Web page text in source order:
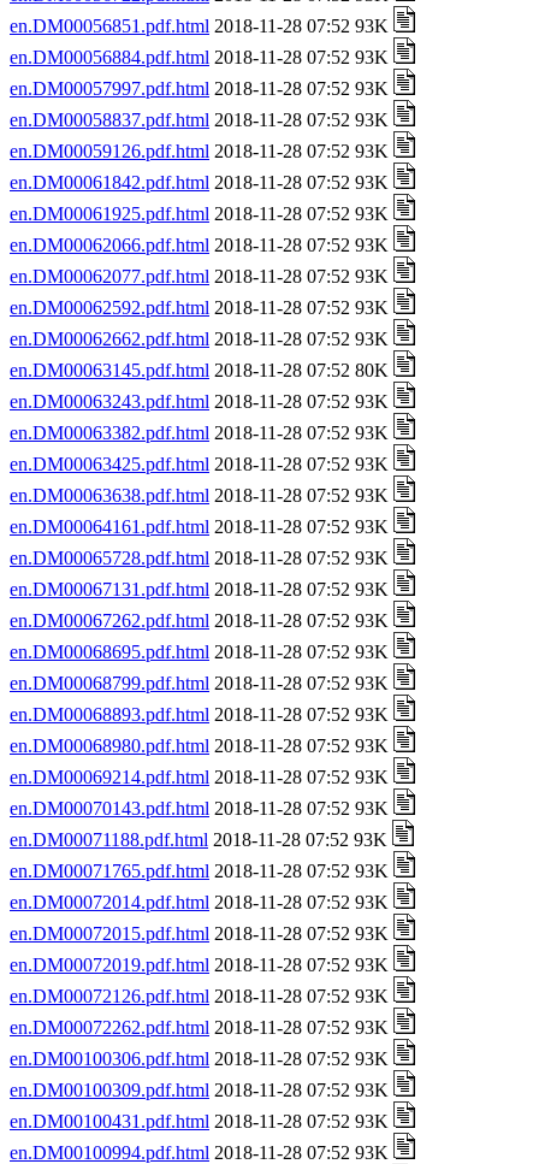
en.DM00056851.pdf.html 2018-11-28 07:52 93K
en.DM00056884.pdf.html 2018-11-28 07:52 93K
en.DM00057997.pdf.html 2018-11-28 07:52 93K
en.DM00058837.pdf.html 2018-11-28 07:52 93K
en.DM00059126.pdf.html 2018-11-28 07:52 93K
en.DM00061842.pdf.html 2018-11-28 07:52 93K
en.DM00061925.pdf.html 2018-11-28 07:52 93K
en.DM00062066.pdf.html 2018-11-28 07:52 93K
en.DM00062077.pdf.html 2018-11-28 07:52 93K
en.DM00062592.pdf.html 2018-11-28 07:52 93K
en.DM00062662.pdf.html 2018-11-28 07:52 93K
en.DM00063145.pdf.html 2018-11-28 07:52 80K
en.DM00063243.pdf.html 2018-11-28 07:52 93K
en.DM00063382.pdf.html 2018-11-28 07:52 93K
en.DM00063425.pdf.html 2018-11-28 07:52 93K
en.DM00063638.pdf.html 2018-11-28 07:52 93K
en.DM00064161.pdf.html 2018-11-28 07:52 93K
en.DM00065728.pdf.html 2018-11-28 07:52 93K
en.DM00067131.pdf.html 2018-11-28 07:52 93K
en.DM00067262.pdf.html 2018-11-28 07:52 93K
en.DM00068695.pdf.html 2018-11-28 07:52 93K
en.DM00068799.pdf.html 2018-11-28 07:52 93K
en.DM00068893.pdf.html 2018-11-28 07:52 93K
en.DM00068980.pdf.html 2018-11-28 07:52 93K
en.DM00069214.pdf.html 2018-11-28 07:52 93K
en.DM00070143.pdf.html 2018-11-28 07:52 93K
en.DM00071188.pdf.html 2018-11-28 07:52 93K
en.DM00071765.pdf.html 2018-11-28 07:52 93K
en.DM00072014.pdf.html 2018-11-28 07:52 93K
en.DM00072015.pdf.html 2018-11-28 07:52 93K
en.DM00072019.pdf.html 2018-11-28 07:52 93K
en.DM00072126.pdf.html 2018-11-28 07:52 93K
en.DM00072262.pdf.html 2018-11-28 07:52 93K
en.DM00100306.pdf.html 2018-11-28 07:52 93K
en.DM00100309.pdf.html 2018-11-28 07:52 93K
en.DM00100431.pdf.html 2018-11-28 07:52 93K
en.DM00100994.pdf.html 2018-11-28 07:52 93K